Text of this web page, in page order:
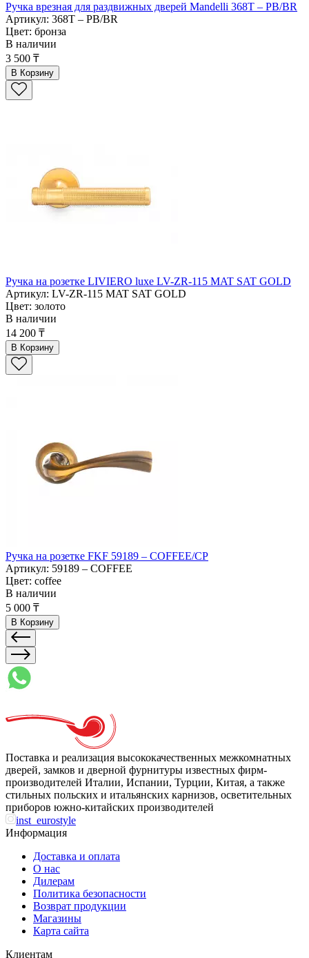
Ручка врезная для раздвижных дверей Mandelli 368Т – PВ/BR
Артикул: 368Т – PВ/BR
Цвет: бронза
В наличии
3 500 ₸
В Корзину
Ручка на розетке LIVIERO luxe LV-ZR-115 MAT SAT GOLD
Артикул: LV-ZR-115 MAT SAT GOLD
Цвет: золото
В наличии
14 200 ₸
В Корзину
Ручка на розетке FKF 59189 – COFFEE/CP
Артикул: 59189 – COFFEE
Цвет: coffee
В наличии
5 000 ₸
В Корзину
Поставка и реализация высококачественных межкомнатных
дверей, замков и дверной фурнитуры известных фирм-
производителей Италии, Испании, Турции, Китая, а также
стильных польских и итальянских карнизов, осветительных
приборов южно-китайских производителей
inst_eurostyle
Информация
Доставка и оплата
О нас
Дилерам
Политика безопасности
Возврат продукции
Магазины
Карта сайта
Клиентам